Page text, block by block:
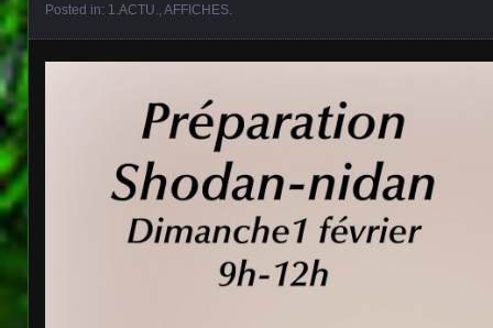
Posted in: 1.ACTU. AFFICHES